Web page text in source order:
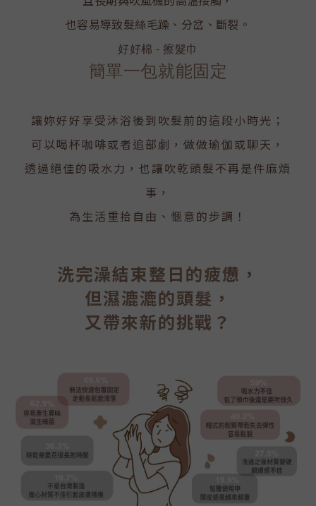
也容易導致髮絲毛躁、分岔、斷裂。
好好棉 - 擦髮巾
簡單一包就能固定
讓妳好好享受沐浴後到吹髮前的這段小時光；
可以喝杯咖啡或者追部劇，做做瑜伽或聊天，
透過絕佳的吸水力，也讓吹乾頭髮不再是件麻煩
事，
為生活重拾自由、愜意的步調！
洗完澡結束整日的疲憊，
但濕漉漉的頭髮，
又帶來新的挑戰？